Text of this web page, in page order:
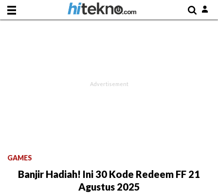
GAMES
Banjir Hadiah! Ini 30 Kode Redeem FF 21
Agustus 2025